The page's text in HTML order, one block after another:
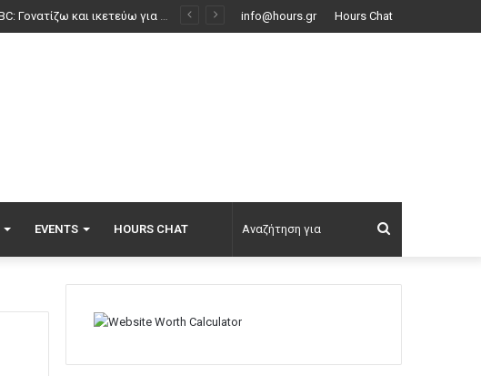
Στην ΑΑΔΕ ο Μητσοτάκης για το myAGRO: «Η χώρα δεν μπορεί να είναι άλλο αιχμάλωτη των κυκλωμάτων, του ρουσφετιού και του παλαιοκομματισμού» info@hours.gr Hours Chat
EVENTS HOURS CHAT
για